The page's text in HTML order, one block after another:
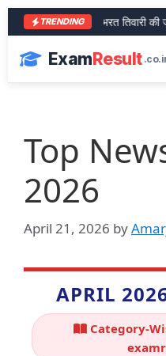
TRENDING
आरा के शेर भरत तिवारी की
ExamResult
Top
2026
April 21, 2026 by
APRIL
Category-